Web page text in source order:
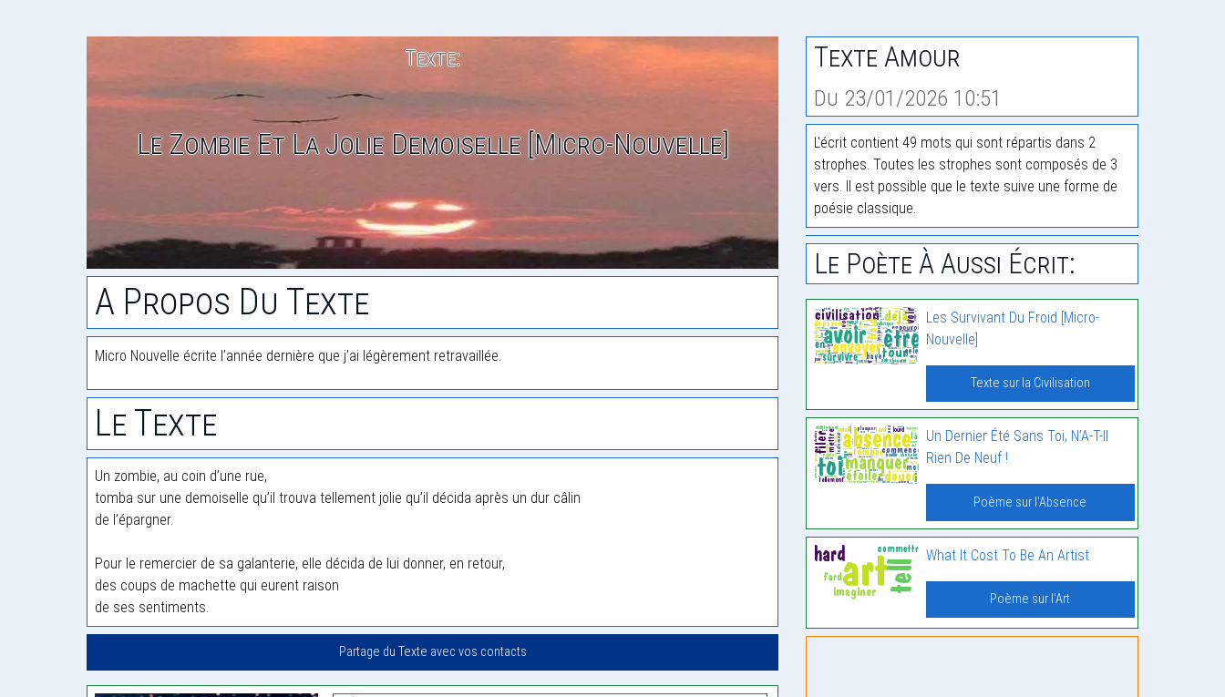
Texte:
Le Zombie Et La Jolie Demoiselle [Micro-Nouvelle]
A Propos Du Texte
Micro Nouvelle écrite l’année dernière que j’ai légèrement retravaillée.
Le Texte
Un zombie, au coin d’une rue,
tomba sur une demoiselle qu’il trouva tellement jolie qu’il décida après un dur câlin
de l’épargner.
Pour le remercier de sa galanterie, elle décida de lui donner, en retour,
des coups de machette qui eurent raison
de ses sentiments.
Partage du Texte avec vos contacts
Texte Amour
Du 23/01/2026 10:51
L'écrit contient 49 mots qui sont répartis dans 2
strophes. Toutes les strophes sont composés de 3
vers. Il est possible que le texte suive une forme de
poésie classique.
Le Poète À Aussi Écrit:
Les Survivant Du Froid [Micro-
Nouvelle]
Texte sur la Civilisation
Un Dernier Été Sans Toi, N’A-T-Il
Rien De Neuf !
Poème sur l'Absence
What It Cost To Be An Artist
Poème sur l'Art